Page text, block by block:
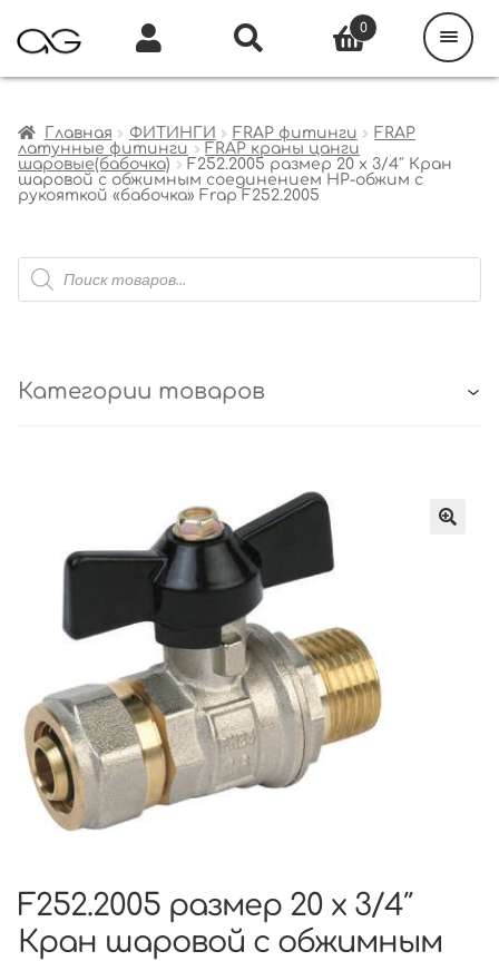
Главная ФИТИНГИ FRAP фитинги
FRAP
латунные фитинги
FRAP краны цанги
шаровые(бабочка)
F252.2005 размер 20 x 3/4″ Кран
шаровой с обжимным соединением НР-обжим с
рукояткой «бабочка» Frap F252.2005
Поиск
товаров
Категории товаров
F252.2005 размер 20 x 3/4″
Кран шаровой с обжимным
0